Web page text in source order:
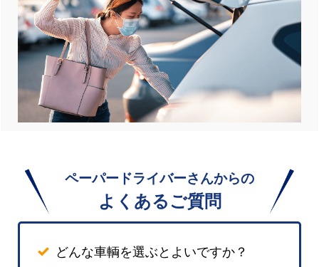
ペーパードライバーさんからの
よくあるご質問
どんな車輌を選ぶとよいですか？